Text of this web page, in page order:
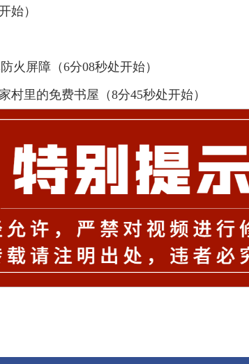
始）
火屏障（6分08秒处开始）
里的免费书屋（8分45秒处开始）